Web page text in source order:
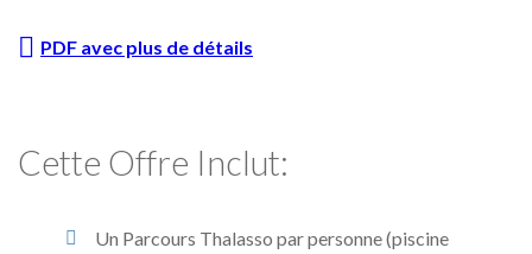
PDF avec plus de détails
Cette Offre Inclut:
Un Parcours Thalasso par personne (piscine